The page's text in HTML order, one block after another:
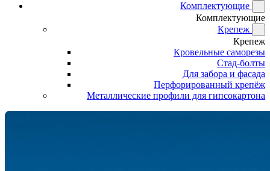
Комплектующие
Комплектующие
Крепеж
Крепеж
Кровельные саморезы
Стад-болты
Для забора и фасада
Перфорированный крепёж
Металлические профили для гипсокартона